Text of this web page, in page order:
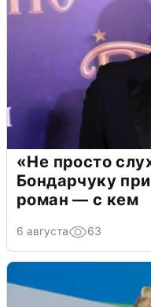
«Не просто
Бондарчуку
роман — с кем
6 августа 63